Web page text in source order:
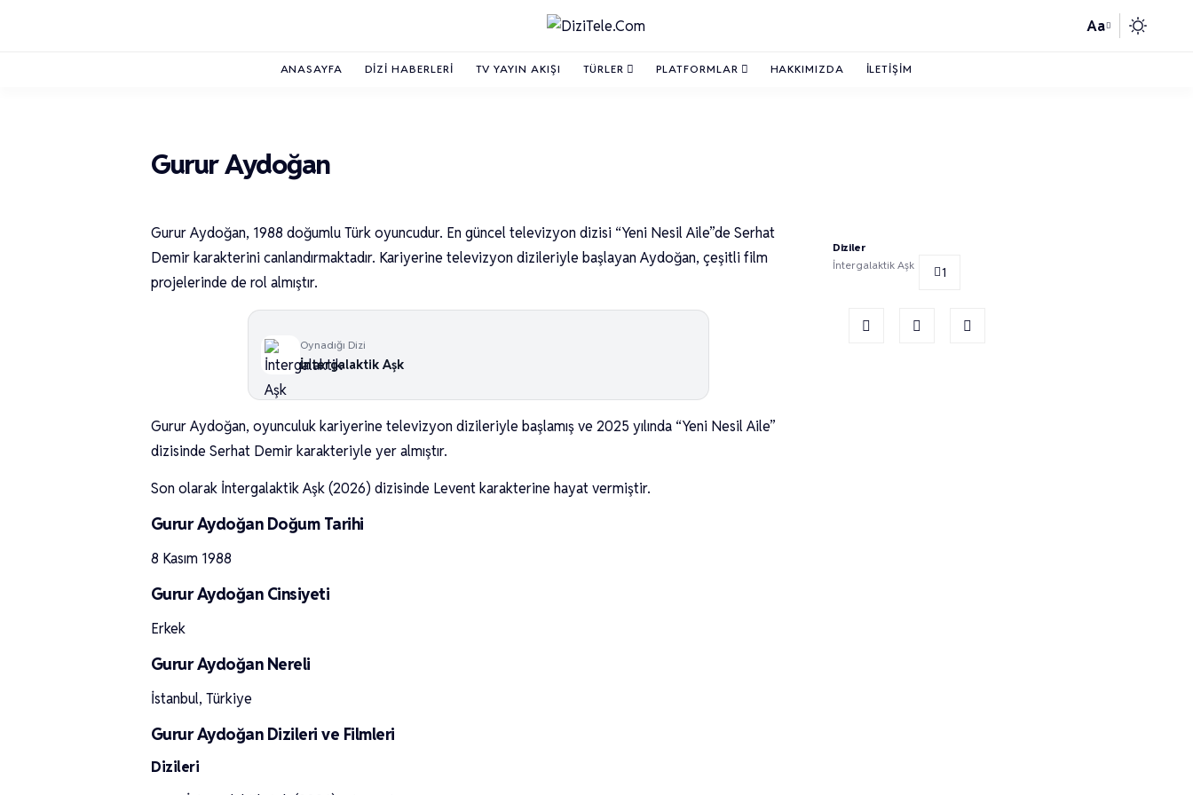
Aa
ANASAYFA DIZI HABERLERI TV YAYIN AKIŞI TÜRLER PLATFORMLAR HAKKIMIZDA İLETIŞIM
Gurur Aydoğan
Gurur Aydoğan, 1988 doğumlu Türk oyuncudur. En güncel televizyon dizisi “Yeni Nesil Aile”de Serhat
Demir karakterini canlandırmaktadır. Kariyerine televizyon dizileriyle başlayan Aydoğan, çeşitli film
projelerinde de rol almıştır.
Oynadığı Dizi
İntergalaktik Aşk
Gurur Aydoğan, oyunculuk kariyerine televizyon dizileriyle başlamış ve 2025 yılında “Yeni Nesil Aile”
dizisinde Serhat Demir karakteriyle yer almıştır.
Son olarak İntergalaktik Aşk (2026) dizisinde Levent karakterine hayat vermiştir.
Gurur Aydoğan Doğum Tarihi
8 Kasım 1988
Gurur Aydoğan Cinsiyeti
Erkek
Gurur Aydoğan Nereli
İstanbul, Türkiye
Gurur Aydoğan Dizileri ve Filmleri
Dizileri
Diziler
İntergalaktik Aşk
1